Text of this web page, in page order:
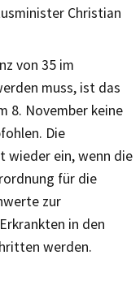
Christian
von 35 im
muss, ist das
8. November keine
Die
wieder ein, wenn die
für die
zur
in den
werden.